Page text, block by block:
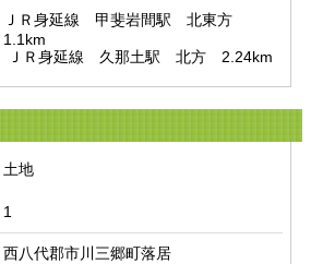
ＪＲ身延線　甲斐岩間駅　北東方
1.1km
ＪＲ身延線　久那土駅　北方　2.24km
土地
1
西八代郡市川三郷町落居